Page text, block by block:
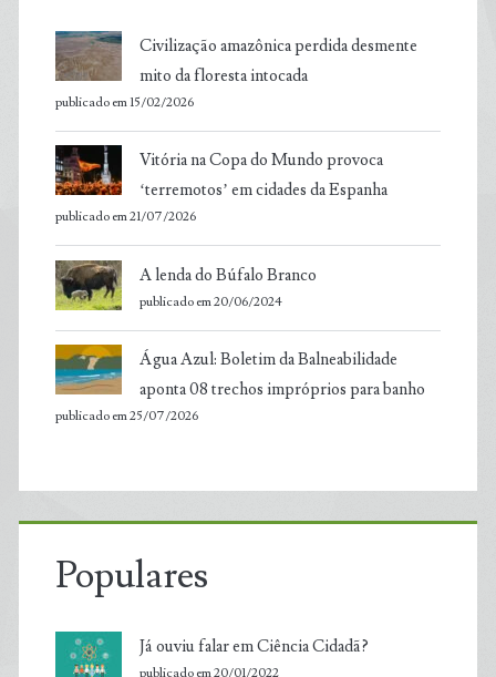
Civilização amazônica perdida desmente
mito da floresta intocada
publicado em 15/02/2026
Vitória na Copa do Mundo provoca
‘terremotos’ em cidades da Espanha
publicado em 21/07/2026
A lenda do Búfalo Branco
publicado em 20/06/2024
Água Azul: Boletim da Balneabilidade
aponta 08 trechos impróprios para banho
publicado em 25/07/2026
Populares
Já ouviu falar em Ciência Cidadã?
publicado em 20/01/2022